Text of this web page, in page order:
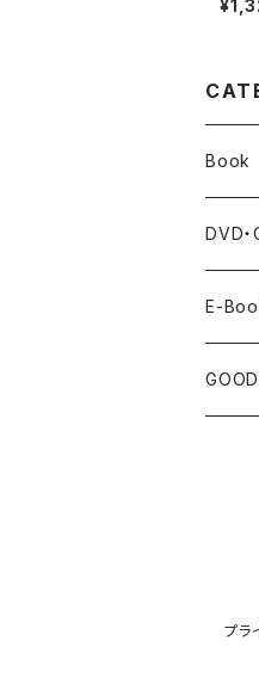
Book
Artist
DVD・
Cafe
E-
プラ